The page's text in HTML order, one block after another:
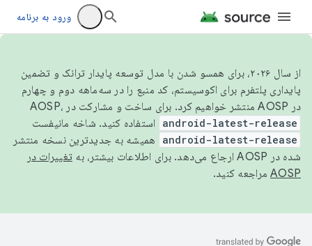
ورود به برنامه
از سال ۲۰۲۶، برای همسو شدن با مدل توسعه پایدار ترانک و تضمین
پایداری پلتفرم برای اکوسیستم، کد منبع را در سه‌ماهه دوم و چهارم
در AOSP منتشر خواهیم کرد. برای ساخت و مشارکت در AOSP،
android-latest-release استفاده کنید. شاخه مانیفست
android-latest-release
همیشه به جدیدترین نسخه منتشر
شده در AOSP ارجاع می‌دهد. برای اطلاعات بیشتر، به
تغییرات در
AOSP مراجعه کنید.